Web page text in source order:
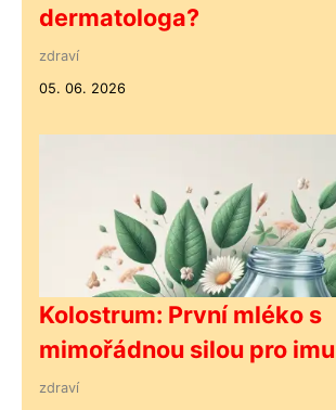
dermatologa?
zdraví
05. 06. 2026
Kolostrum: První mléko s
mimořádnou silou pro
zdraví